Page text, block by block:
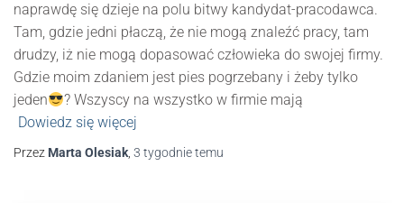
naprawdę się dzieje na polu bitwy kandydat-pracodawca.
Tam, gdzie jedni płaczą, że nie mogą znaleźć pracy, tam
drudzy, iż nie mogą dopasować człowieka do swojej firmy.
Gdzie moim zdaniem jest pies pogrzebany i żeby tylko
jeden
? Wszyscy na wszystko w firmie mają
Dowiedz się więcej
Przez Marta Olesiak, 3 tygodnietemu